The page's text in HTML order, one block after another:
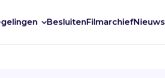
BesluitenFilmarchiefNieuws